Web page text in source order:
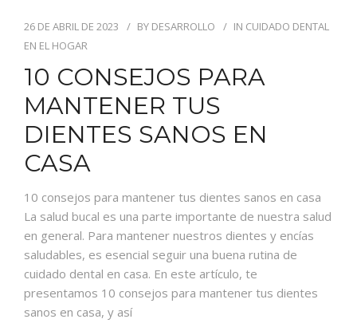
26 DE ABRIL DE 2023 BY DESARROLLO IN CUIDADO DENTAL
EN EL HOGAR
10 CONSEJOS PARA
MANTENER TUS
DIENTES SANOS EN
CASA
10 consejos para mantener tus dientes sanos en casa
La salud bucal es una parte importante de nuestra salud
en general. Para mantener nuestros dientes y encías
saludables, es esencial seguir una buena rutina de
cuidado dental en casa. En este artículo, te
presentamos 10 consejos para mantener tus dientes
sanos en casa, y así